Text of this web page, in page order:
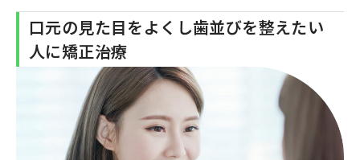
口元の見た目をよくし歯並びを整えたい
人に矯正治療